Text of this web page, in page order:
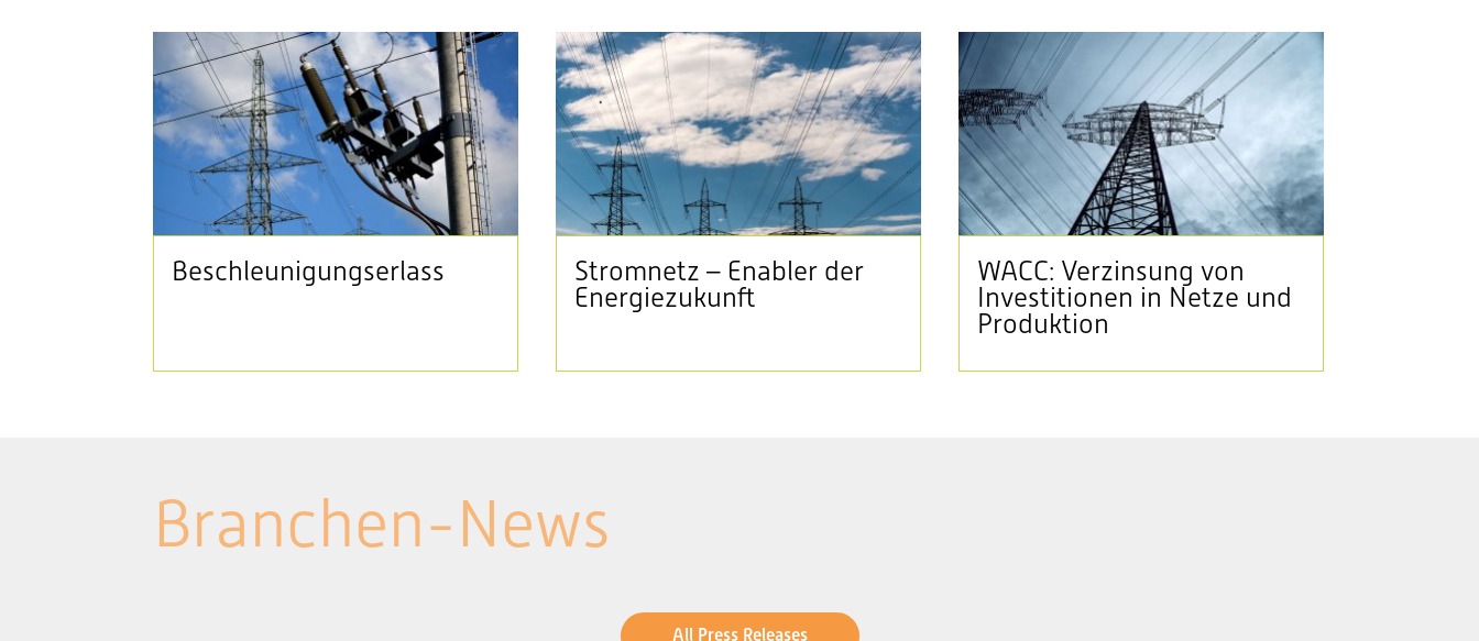
Beschleunigungserlass
Stromnetz – Enabler der
Energiezukunft
WACC: Verzinsung von
Investitionen in Netze und
Produktion
Branchen-News
All Press Releases